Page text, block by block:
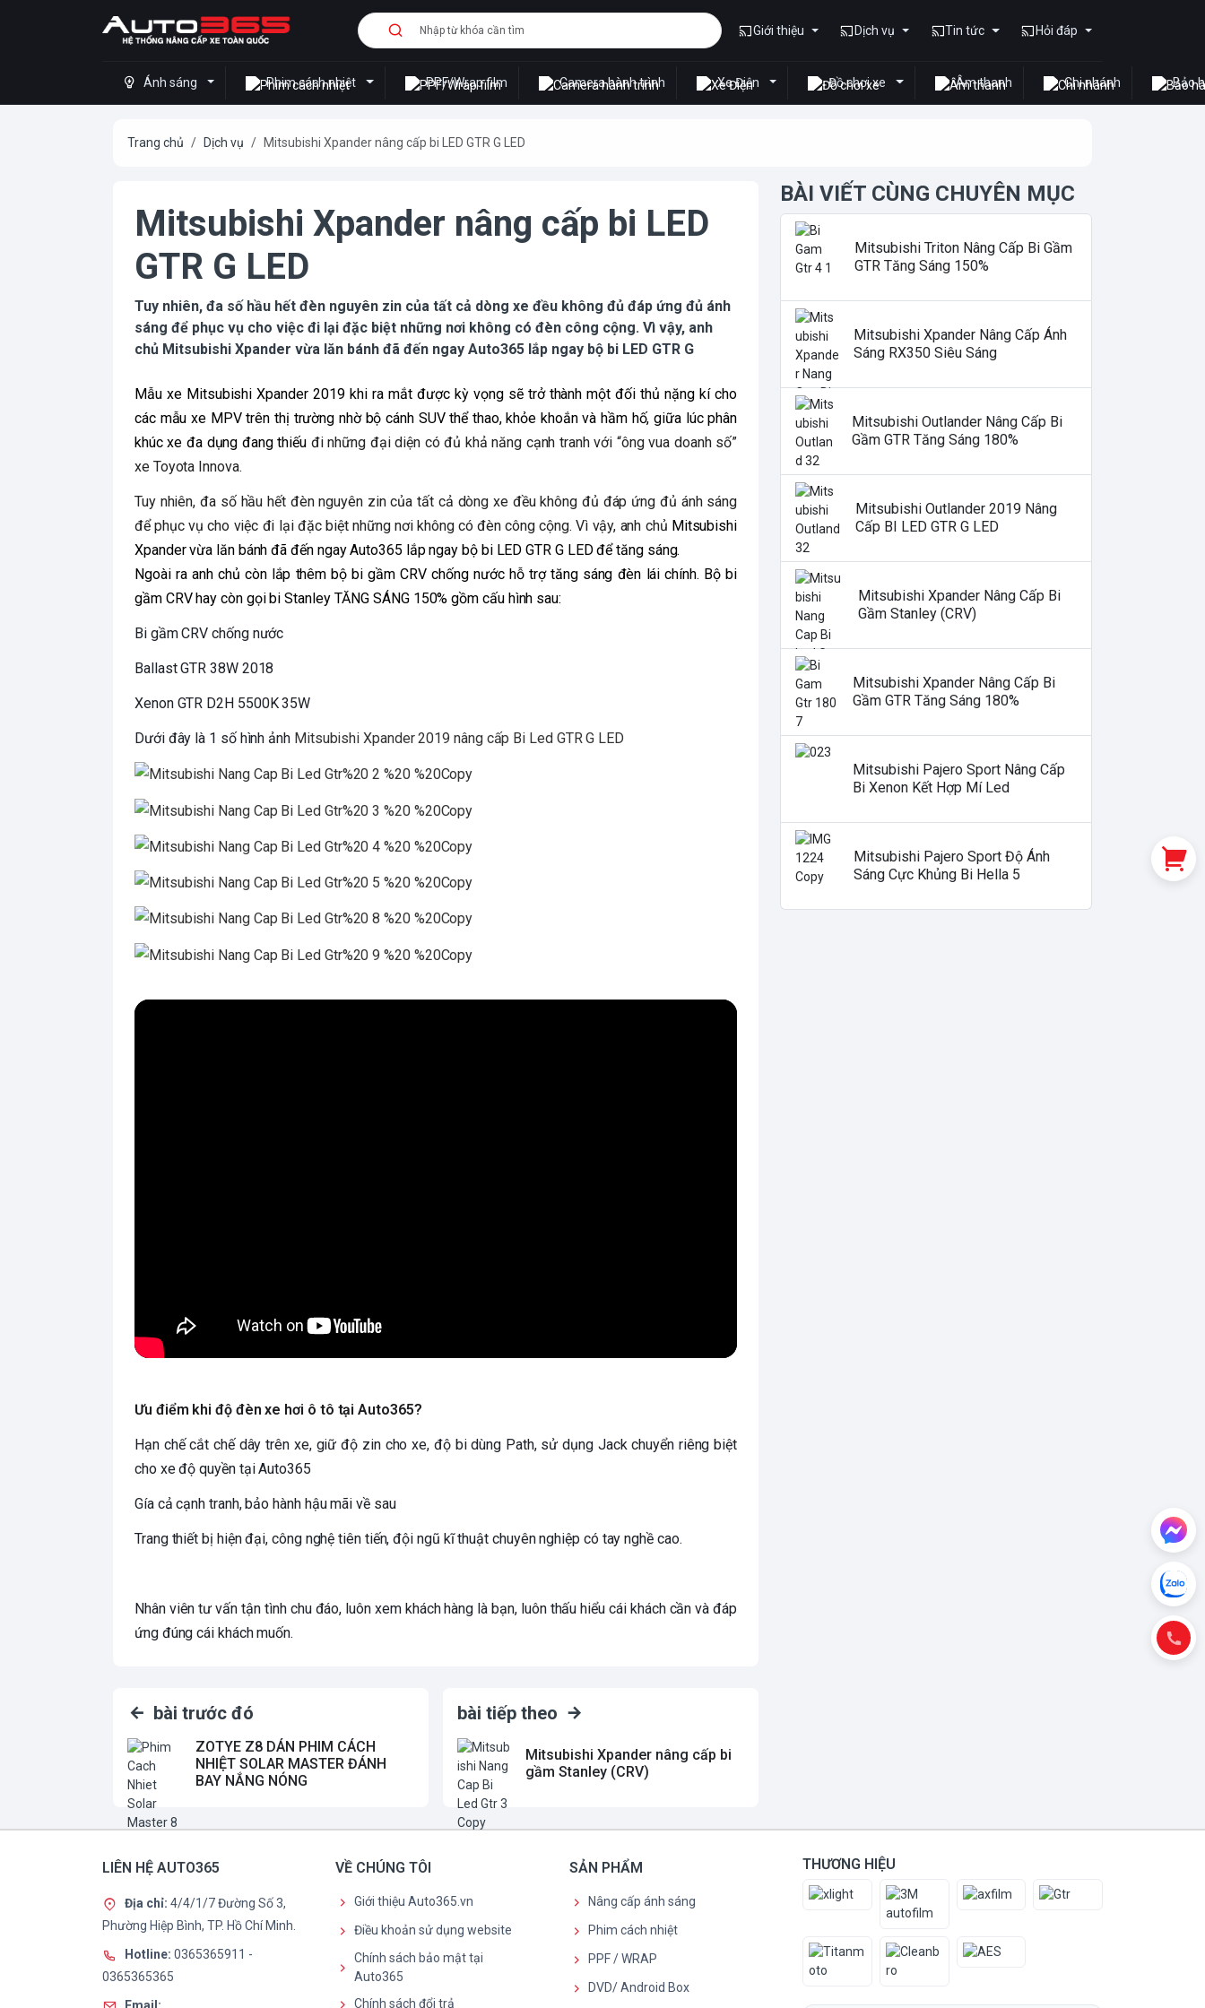
Giới thiệu Dịch vụ Tin tức Hỏi đáp
Ánh sáng Phim cách nhiệt PPF/Wrap film Camera hành trình Xe Điện Đồ chơi xe Âm thanh Chi nhánh Bảo
Trang chủ Dịch vụ Mitsubishi Xpander nâng cấp bi LED GTR G LED
Mitsubishi Xpander nâng cấp bi LED
GTR G LED
Tuy nhiên, đa số hầu hết đèn nguyên zin của tất cả dòng xe đều không đủ đáp ứng đủ ánh
sáng để phục vụ cho việc đi lại đặc biệt những nơi không có đèn công cộng. Vì vậy, anh
chủ Mitsubishi Xpander vừa lăn bánh đã đến ngay Auto365 lắp ngay bộ bi LED GTR G
Mẫu xe Mitsubishi Xpander 2019 khi ra mắt được kỳ vọng sẽ trở thành một đối thủ nặng kí cho
các mẫu xe MPV trên thị trường nhờ bộ cánh SUV thể thao, khỏe khoắn và hầm hố, giữa lúc phân
khúc xe đa dụng đang thiếu đi những đại diện có đủ khả năng cạnh tranh với “ông vua doanh số”
xe Toyota Innova.
Tuy nhiên, đa số hầu hết đèn nguyên zin của tất cả dòng xe đều không đủ đáp ứng đủ ánh sáng
để phục vụ cho việc đi lại đặc biệt những nơi không có đèn công cộng. Vì vậy, anh chủ Mitsubishi
Xpander vừa lăn bánh đã đến ngay Auto365 lắp ngay bộ bi LED GTR G LED để tăng sáng.
Ngoài ra anh chủ còn lắp thêm bộ bi gầm CRV chống nước hỗ trợ tăng sáng đèn lái chính. Bộ bi
gầm CRV hay còn gọi bi Stanley TĂNG SÁNG 150% gồm cấu hình sau:
Bi gầm CRV chống nước
Ballast GTR 38W 2018
Xenon GTR D2H 5500K 35W
Dưới đây là 1 số hình ảnh Mitsubishi Xpander 2019 nâng cấp Bi Led GTR G LED
Ưu điểm khi độ đèn xe hơi ô tô tại Auto365?
Hạn chế cắt chế dây trên xe, giữ độ zin cho xe, độ bi dùng Path, sử dụng Jack chuyển riêng biệt
cho xe độ quyền tại Auto365
Gía cả cạnh tranh, bảo hành hậu mãi về sau
Trang thiết bị hiện đại, công nghệ tiên tiến, đội ngũ kĩ thuật chuyên nghiệp có tay nghề cao.
Nhân viên tư vấn tận tình chu đáo, luôn xem khách hàng là bạn, luôn thấu hiểu cái khách cần và đáp
ứng đúng cái khách muốn.
bài trước đó
ZOTYE Z8 DÁN PHIM CÁCH
NHIỆT SOLAR MASTER ĐÁNH
BAY NẮNG NÓNG
bài tiếp theo
Mitsubishi Xpander nâng cấp bi
gầm Stanley (CRV)
BÀI VIẾT CÙNG CHUYÊN MỤC
Mitsubishi Triton Nâng Cấp Bi Gầm
GTR Tăng Sáng 150%
Mitsubishi Xpander Nâng Cấp Ánh
Sáng RX350 Siêu Sáng
Mitsubishi Outlander Nâng Cấp Bi
Gầm GTR Tăng Sáng 180%
Mitsubishi Outlander 2019 Nâng
Cấp BI LED GTR G LED
Mitsubishi Xpander Nâng Cấp Bi
Gầm Stanley (CRV)
Mitsubishi Xpander Nâng Cấp Bi
Gầm GTR Tăng Sáng 180%
Mitsubishi Pajero Sport Nâng Cấp
Bi Xenon Kết Hợp Mí Led
Mitsubishi Pajero Sport Độ Ánh
Sáng Cực Khủng Bi Hella 5
LIÊN HỆ AUTO365
Địa chỉ: 4/4/1/7 Đường Số 3,
Phường Hiệp Bình, TP. Hồ Chí Minh.
Hotline: 0365365911 -
0365365365
Email:
VỀ CHÚNG TÔI
Giới thiệu Auto365.vn
Điều khoản sử dụng website
Chính sách bảo mật tại
Auto365
Chính sách đổi trả
SẢN PHẨM
Nâng cấp ánh sáng
Phim cách nhiệt
PPF / WRAP
DVD/ Android Box
THƯƠNG HIỆU